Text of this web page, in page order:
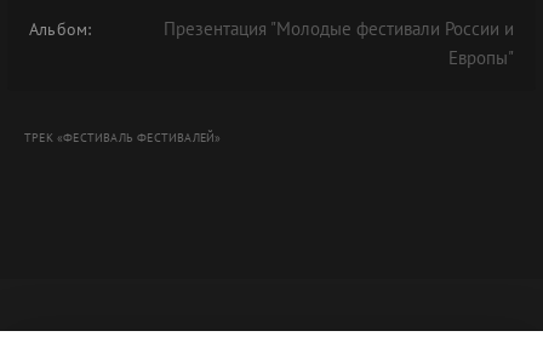
Альбом:
Презентация "Молодые фестивали России и
Европы"
ТРЕК «ФЕСТИВАЛЬ ФЕСТИВАЛЕЙ»